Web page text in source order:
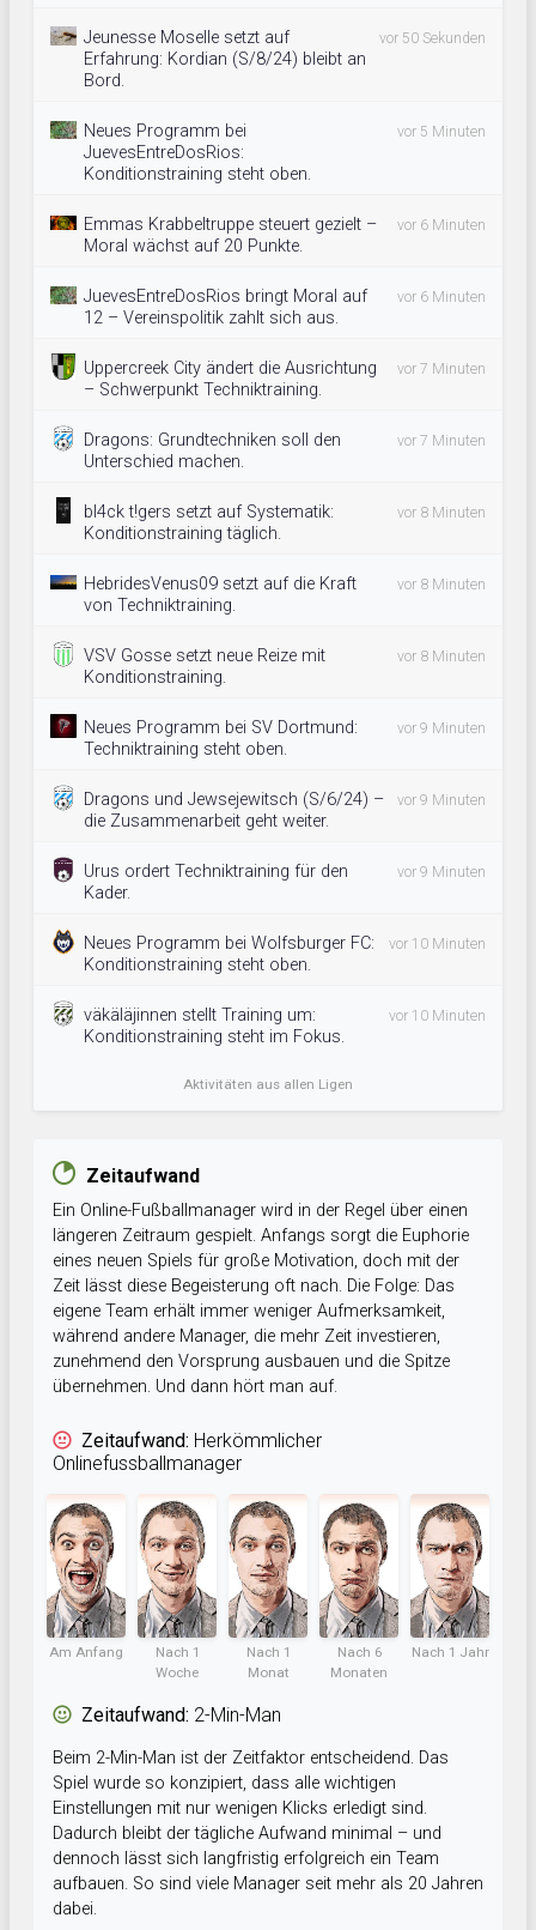
Jeunesse Moselle setzt auf
Erfahrung: Kordian (S/8/24) bleibt an
Bord.
vor 50 Sekunden
Neues Programm bei
JuevesEntreDosRios:
Konditionstraining steht oben.
vor 5 Minuten
Emmas Krabbeltruppe steuert gezielt –
Moral wächst auf 20 Punkte.
vor 6 Minuten
JuevesEntreDosRios bringt Moral auf
12 – Vereinspolitik zahlt sich aus.
vor 6 Minuten
Uppercreek City ändert die Ausrichtung
– Schwerpunkt Techniktraining.
vor 7 Minuten
Dragons: Grundtechniken soll den
Unterschied machen.
vor 7 Minuten
bl4ck t!gers setzt auf Systematik:
Konditionstraining täglich.
vor 8 Minuten
HebridesVenus09 setzt auf die Kraft
von Techniktraining.
vor 8 Minuten
VSV Gosse setzt neue Reize mit
Konditionstraining.
vor 8 Minuten
Neues Programm bei SV Dortmund:
Techniktraining steht oben.
vor 9 Minuten
Dragons und Jewsejewitsch (S/6/24) –
die Zusammenarbeit geht weiter.
vor 9 Minuten
Urus ordert Techniktraining für den
Kader.
vor 9 Minuten
Neues Programm bei Wolfsburger FC:
Konditionstraining steht oben.
vor 10 Minuten
väkäläjinnen stellt Training um:
Konditionstraining steht im Fokus.
vor 10 Minuten
Aktivitäten aus allen Ligen
Zeitaufwand
Ein Online-Fußballmanager wird in der Regel über einen
längeren Zeitraum gespielt. Anfangs sorgt die Euphorie
eines neuen Spiels für große Motivation, doch mit der
Zeit lässt diese Begeisterung oft nach. Die Folge: Das
eigene Team erhält immer weniger Aufmerksamkeit,
während andere Manager, die mehr Zeit investieren,
zunehmend den Vorsprung ausbauen und die Spitze
übernehmen. Und dann hört man auf.
Zeitaufwand: Herkömmlicher
Onlinefussballmanager
Am Anfang
Nach 1
Woche
Nach 1
Monat
Nach 6
Monaten
Nach 1 Jahr
Zeitaufwand: 2-Min-Man
Beim 2-Min-Man ist der Zeitfaktor entscheidend. Das
Spiel wurde so konzipiert, dass alle wichtigen
Einstellungen mit nur wenigen Klicks erledigt sind.
Dadurch bleibt der tägliche Aufwand minimal – und
dennoch lässt sich langfristig erfolgreich ein Team
aufbauen. So sind viele Manager seit mehr als 20 Jahren
dabei.